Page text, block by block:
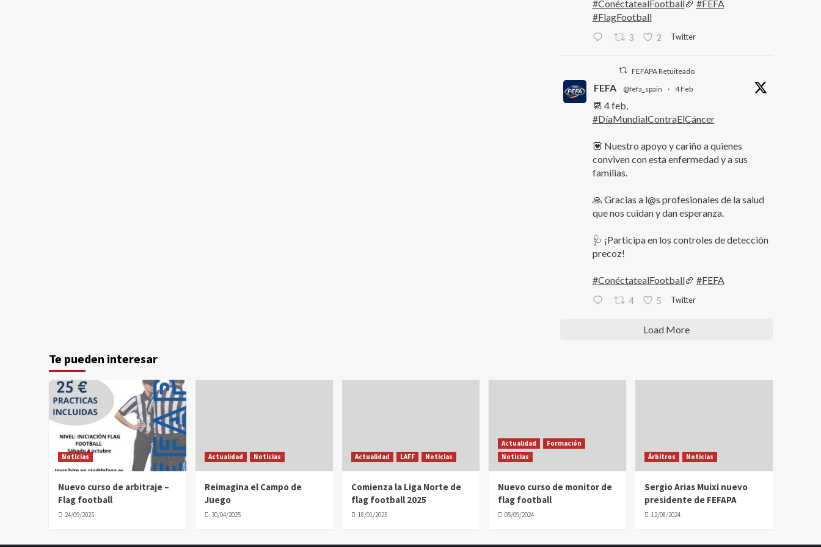
#ConéctatealFootball🏈 #FEFA
#FlagFootball
3 2 Twitter
FEFAPA Retuiteado
FEFA @fefa_spain · 4 Feb
📆 4 feb,
#DíaMundialContraElCáncer
💟 Nuestro apoyo y cariño a quienes
conviven con esta enfermedad y a sus
familias.
🙏 Gracias a l@s profesionales de la salud
que nos cuidan y dan esperanza.
🩺 ¡Participa en los controles de detección
precoz!
#ConéctatealFootball🏈 #FEFA
4 5 Twitter
Load More
Te pueden interesar
Noticias
Nuevo curso de arbitraje –
Flag football
24/09/2025
Actualidad Noticias
Reimagina el Campo de
Juego
30/04/2025
Actualidad LAFF Noticias
Comienza la Liga Norte de
flag football 2025
18/01/2025
Actualidad
Formación
Noticias
Nuevo curso de monitor de
flag football
05/09/2024
Árbitros Noticias
Sergio Arias Muixi nuevo
presidente de FEFAPA
12/08/2024